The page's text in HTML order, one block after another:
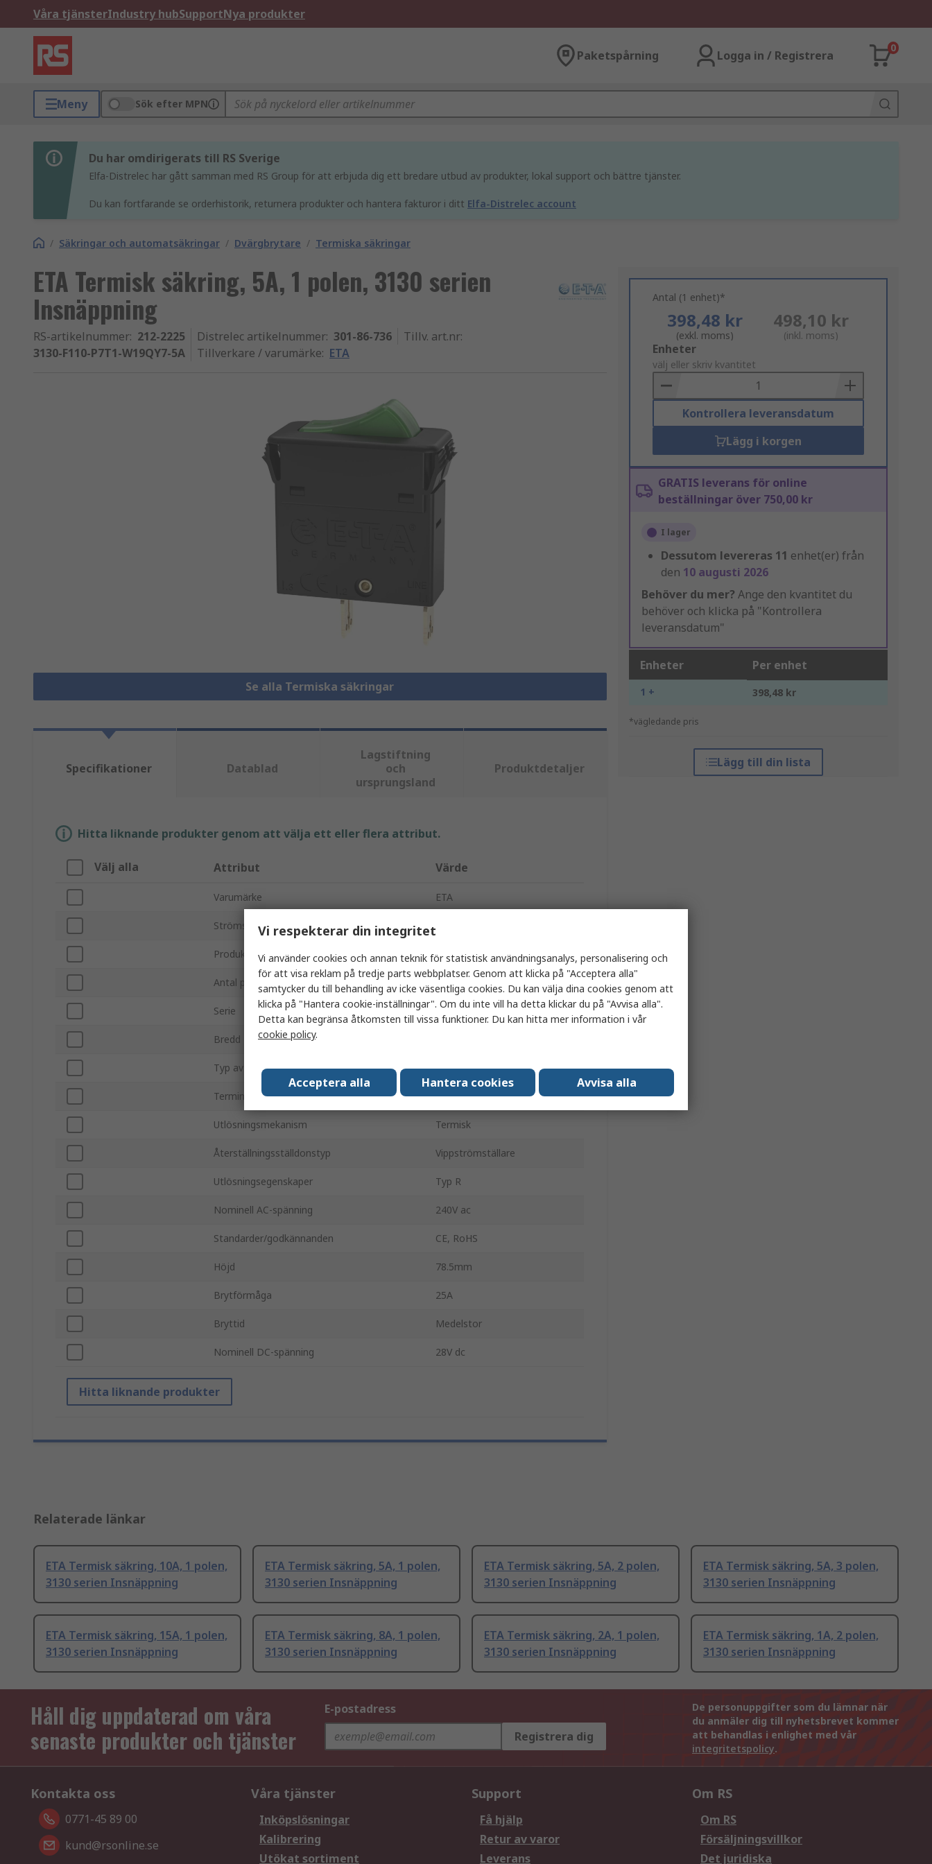
Våra tjänsterIndustry hubSupportNya produkter
Paketspårning Logga in / Registrera
0
Meny Sök efter MPN
Du har omdirigerats till RS Sverige
Elfa-Distrelec har gått samman med RS Group för att erbjuda dig ett bredare utbud av produkter, lokal support och bättre tjänster.
Du kan fortfarande se orderhistorik, returnera produkter och hantera fakturor i ditt Elfa-Distrelec account
/ Säkringar och automatsäkringar / Dvärgbrytare / Termiska säkringar
ETA Termisk säkring, 5A, 1 polen, 3130 serien
Insnäppning
RS-artikelnummer: 212-2225 Distrelec artikelnummer: 301-86-736 Tillv. art.nr:
3130-F110-P7T1-W19QY7-5A
Tillverkare / varumärke: ETA
Se alla Termiska säkringar
Antal (1 enhet)*
398,48 kr
(exkl. moms)
498,10 kr
(inkl. moms)
Add
to
Basket
Enheter
välj eller skriv kvantitet
Kontrollera leveransdatum
Lägg i korgen
GRATIS leverans för online
beställningar över 750,00 kr
I lager
Dessutom levereras 11 enhet(er) från
den 10 augusti 2026
Behöver du mer? Ange den kvantitet du
behöver och klicka på "Kontrollera
leveransdatum"
Enheter Per enhet
1 + 398,48 kr
*vägledande pris
Lägg till din lista
Specifikationer Datablad
Lagstiftning
och
ursprungsland
Produktdetaljer
Hitta liknande produkter genom att välja ett eller flera attribut.
Välj alla Attribut Värde
Varumärke ETA
Strömsklass
Produkttyp Termisk säkring
Antal poler 1
Serie 3130
Bredd
Typ av fäste Insnäppning
Terminaltyp Skruv
Utlösningsmekanism Termisk
Återställningsställdonstyp Vippströmställare
Utlösningsegenskaper Typ R
Nominell AC-spänning 240V ac
Standarder/godkännanden CE, RoHS
Höjd 78.5mm
Brytförmåga 25A
Bryttid Medelstor
Nominell DC-spänning 28V dc
Hitta liknande produkter
Relaterade länkar
ETA Termisk säkring, 10A, 1 polen,
3130 serien Insnäppning
ETA Termisk säkring, 5A, 1 polen,
3130 serien Insnäppning
ETA Termisk säkring, 5A, 2 polen,
3130 serien Insnäppning
ETA Termisk säkring, 5A, 3 polen,
3130 serien Insnäppning
ETA Termisk säkring, 15A, 1 polen,
3130 serien Insnäppning
ETA Termisk säkring, 8A, 1 polen,
3130 serien Insnäppning
ETA Termisk säkring, 2A, 1 polen,
3130 serien Insnäppning
ETA Termisk säkring, 1A, 2 polen,
3130 serien Insnäppning
Håll dig uppdaterad om våra
senaste produkter och tjänster
E-postadress
Registrera dig
De personuppgifter som du lämnar när
du anmäler dig till nyhetsbrevet kommer
att behandlas i enlighet med vår
integritetspolicy.
Kontakta oss
0771-45 89 00
kund@rsonline.se
Våra tjänster
Inköpslösningar
Kalibrering
Utökat sortiment
Support
Få hjälp
Retur av varor
Leverans
Om RS
Om RS
Försäljningsvillkor
Det juridiska
Vi respekterar din integritet
Vi använder cookies och annan teknik för statistisk användningsanalys, personalisering och
för att visa reklam på tredje parts webbplatser. Genom att klicka på "Acceptera alla"
samtycker du till behandling av icke väsentliga cookies. Du kan välja dina cookies genom att
klicka på "Hantera cookie-inställningar". Om du inte vill ha detta klickar du på "Avvisa alla".
Detta kan begränsa åtkomsten till vissa funktioner. Du kan hitta mer information i vår
cookie policy.
Acceptera alla Hantera cookies Avvisa alla